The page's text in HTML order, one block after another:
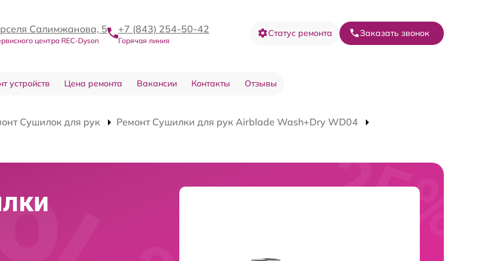
Салимжанова, 5
центра REC-Dyson
+7 (843) 254-50-42
Горячая линия
Статус ремонта Заказать звонок
устройств Цена ремонта Вакансии Контакты Отзывы
Сушилок для рук
Ремонт Сушилки для рук Airblade Wash+Dry WD04